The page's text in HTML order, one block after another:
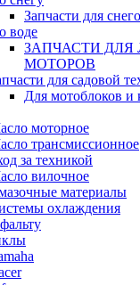
Запчасти для
воде
ЗАПЧАСТИ
МОТОРОВ
для садовой
Для мотоблоков и
моторное
трансмиссионное
за техникой
вилочное
материалы
охлаждения